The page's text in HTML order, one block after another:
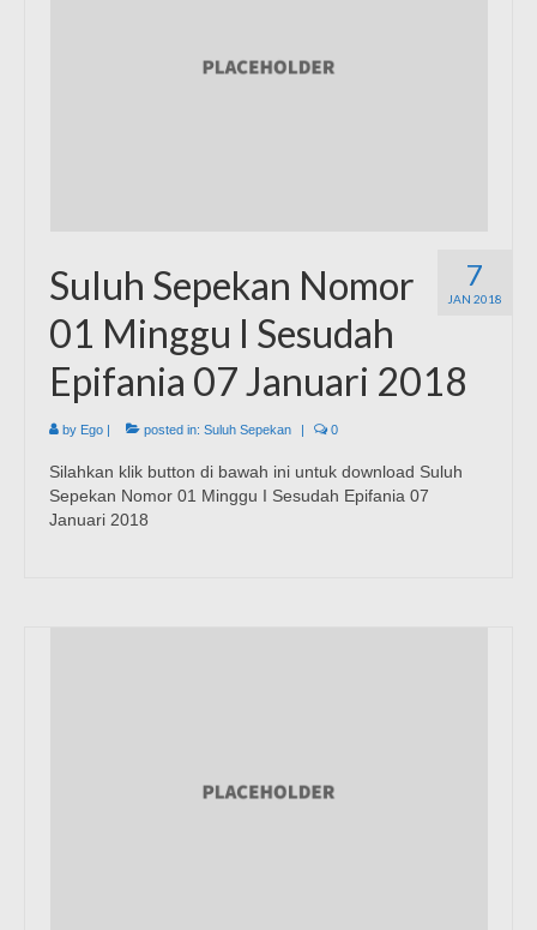
7
JAN 2018
Suluh Sepekan Nomor
01 Minggu I Sesudah
Epifania 07 Januari 2018
by Ego | posted in: Suluh Sepekan | 0
Silahkan klik button di bawah ini untuk download Suluh
Sepekan Nomor 01 Minggu I Sesudah Epifania 07
Januari 2018